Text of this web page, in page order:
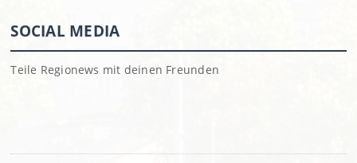
SOCIAL MEDIA
Teile Regionews mit deinen Freunden